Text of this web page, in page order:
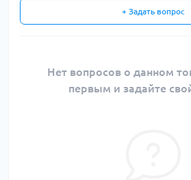
+ Задать вопрос
Нет вопросов о данном
первым и задайте